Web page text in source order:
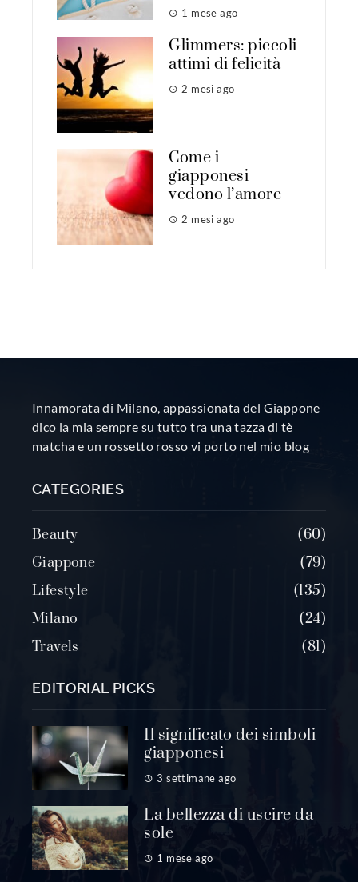
1 mese ago
Glimmers: piccoli
attimi di felicità
2 mesi ago
Come i
giapponesi
vedono l’amore
2 mesi ago
Innamorata di Milano, appassionata del Giappone
dico la mia sempre su tutto tra una tazza di tè
matcha e un rossetto rosso vi porto nel mio blog
CATEGORIES
Beauty
60
Giappone
79
Lifestyle
135
Milano
24
Travels
81
EDITORIAL PICKS
Il significato dei simboli
giapponesi
3 settimane ago
La bellezza di uscire da
sole
1 mese ago